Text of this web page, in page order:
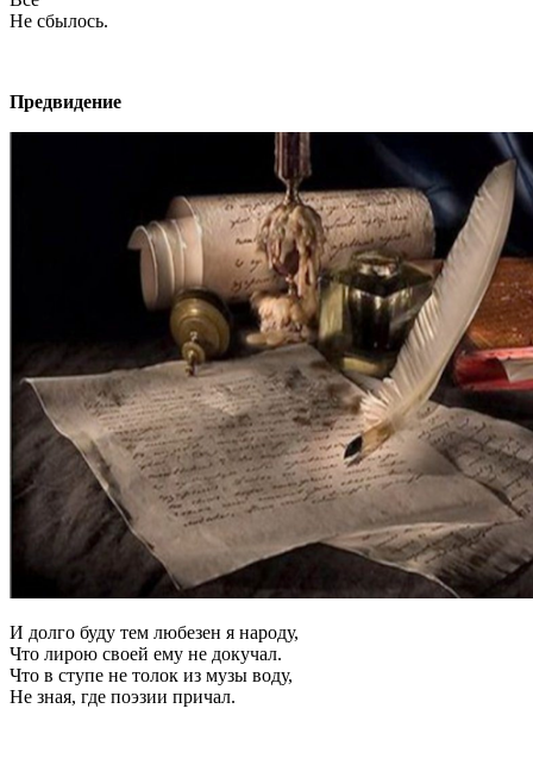
Не сбылось.
Предвидение
И долго буду тем любезен я народу,
Что лирою своей ему не докучал.
Что в ступе не толок из музы воду,
Не зная, где поэзии причал.